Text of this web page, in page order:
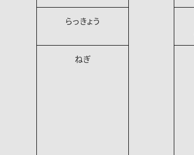
らっきょう
ねぎ